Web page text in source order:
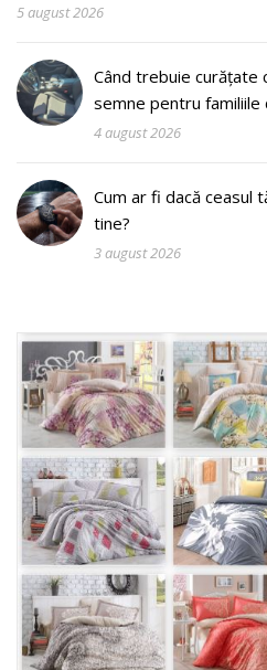
5 august 2026
Când trebuie curățate
semne pentru familiile
4 august 2026
Cum ar fi dacă ceasul
tine?
3 august 2026